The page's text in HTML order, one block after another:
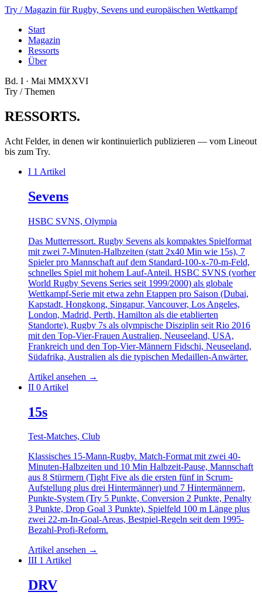
Try / Magazin für Rugby, Sevens und europäischen Wettkampf
Start
Magazin
Ressorts
Über
Bd. I · Mai MMXXVI
Try / Themen
RESSORTS.
Acht Felder, in denen wir kontinuierlich publizieren — vom Lineout
bis zum Try.
I 1 Artikel
Sevens
HSBC SVNS, Olympia
Das Mutterressort. Rugby Sevens als kompaktes Spielformat
mit zwei 7-Minuten-Halbzeiten (statt 2x40 Min wie 15s), 7
Spieler pro Mannschaft auf dem Standard-100-x-70-m-Feld,
schnelles Spiel mit hohem Lauf-Anteil. HSBC SVNS (vorher
World Rugby Sevens Series seit 1999/2000) als globale
Wettkampf-Serie mit etwa zehn Etappen pro Saison (Dubai,
Kapstadt, Hongkong, Singapur, Vancouver, Los Angeles,
London, Madrid, Perth, Hamilton als die etablierten
Standorte), Rugby 7s als olympische Disziplin seit Rio 2016
mit den Top-Vier-Frauen Australien, Neuseeland, USA,
Frankreich und den Top-Vier-Männern Fidschi, Neuseeland,
Südafrika, Australien als die typischen Medaillen-Anwärter.
Artikel ansehen →
II 0 Artikel
15s
Test-Matches, Club
Klassisches 15-Mann-Rugby. Match-Format mit zwei 40-
Minuten-Halbzeiten und 10 Min Halbzeit-Pause, Mannschaft
aus 8 Stürmern (Tight Five als die ersten fünf in Scrum-
Aufstellung plus drei Hintermänner) und 7 Hintermännern,
Punkte-System (Try 5 Punkte, Conversion 2 Punkte, Penalty
3 Punkte, Drop Goal 3 Punkte), Spielfeld 100 m Länge plus
zwei 22-m-In-Goal-Areas, Bestpiel-Regeln seit dem 1995-
Bezahl-Profi-Reform.
Artikel ansehen →
III 1 Artikel
DRV